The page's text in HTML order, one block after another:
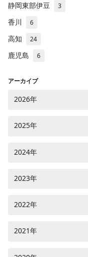
静岡東部伊豆 3
香川 6
高知 24
鹿児島 6
アーカイブ
2026年
2025年
2024年
2023年
2022年
2021年